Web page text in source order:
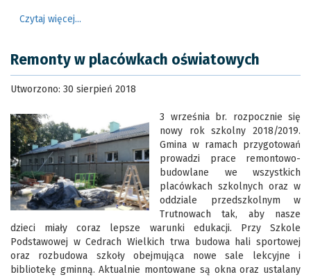
Czytaj więcej...
Remonty w placówkach oświatowych
Utworzono: 30 sierpień 2018
3 września br. rozpocznie się
nowy rok szkolny 2018/2019.
Gmina w ramach przygotowań
prowadzi prace remontowo-
budowlane we wszystkich
placówkach szkolnych oraz w
oddziale przedszkolnym w
Trutnowach tak, aby nasze
dzieci miały coraz lepsze warunki edukacji. Przy Szkole
Podstawowej w Cedrach Wielkich trwa budowa hali sportowej
oraz rozbudowa szkoły obejmująca nowe sale lekcyjne i
bibliotekę gminną. Aktualnie montowane są okna oraz ustalany